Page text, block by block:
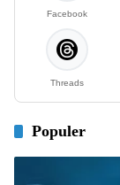
Facebook
Threads
Populer